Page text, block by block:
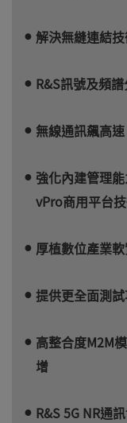
解決無縫連結
R&S訊號及頻
無線通訊飆高
強化內建管理
vPro商用平台
厚植數位產業
提供更全面測
高整合度M2M
增
R&S 5G NR通